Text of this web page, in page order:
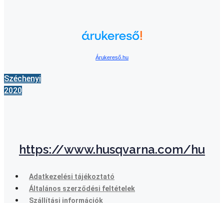
Árukereső.hu
Széchenyi
2020
https://www.husqvarna.com/hu
Adatkezelési tájékoztató
Általános szerződési feltételek
Szállítási információk